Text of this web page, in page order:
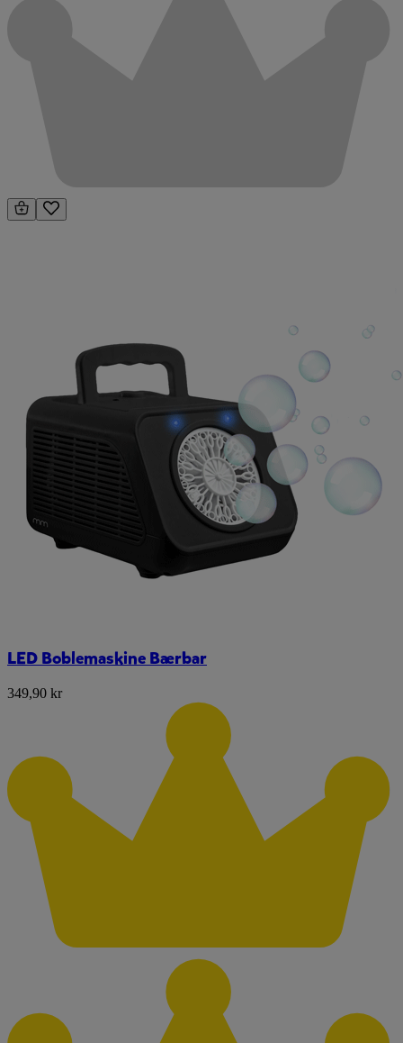
LED Boblemaskine Bærbar
349,90 kr